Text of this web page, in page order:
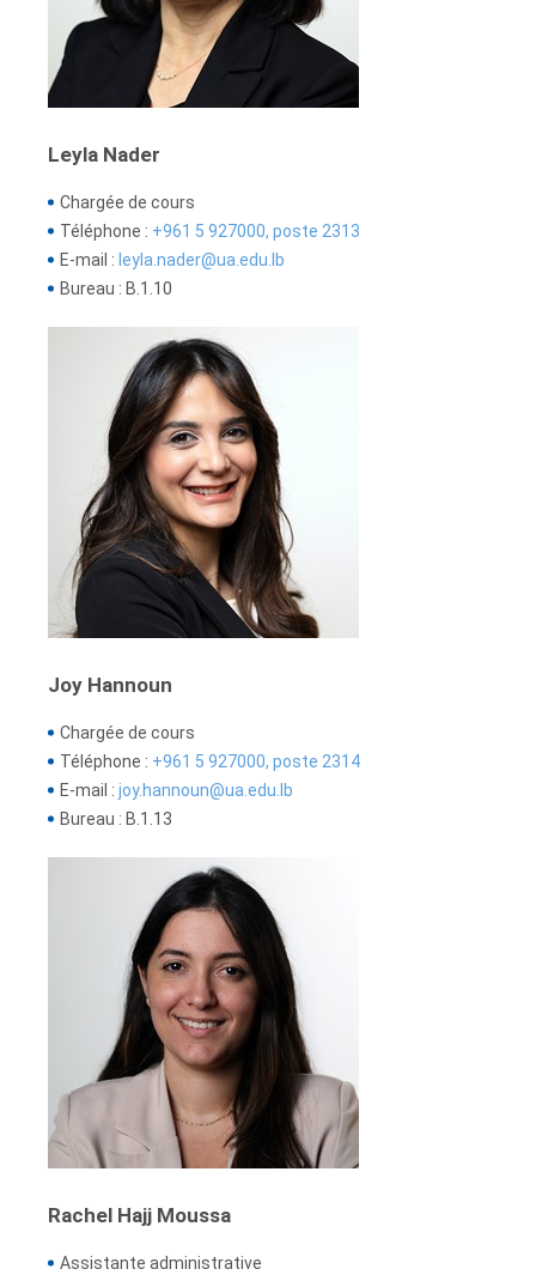
Leyla Nader
Chargée de cours
Téléphone : +961 5 927000, poste 2313
E-mail : leyla.nader@ua.edu.lb
Bureau : B.1.10
Joy Hannoun
Chargée de cours
Téléphone : +961 5 927000, poste 2314
E-mail : joy.hannoun@ua.edu.lb
Bureau : B.1.13
Rachel Hajj Moussa
Assistante administrative